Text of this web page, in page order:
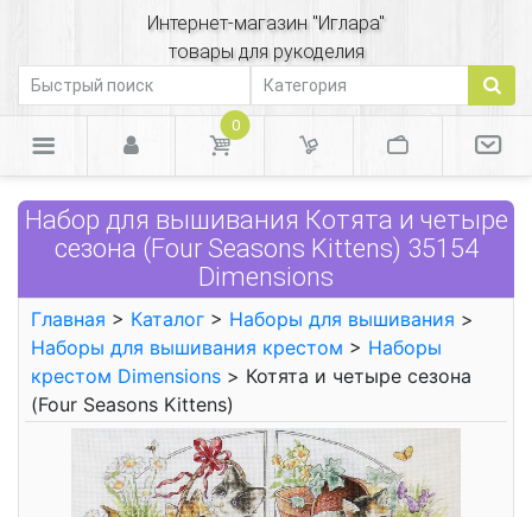
Интернет-магазин "Иглара"
товары для рукоделия
0
Набор для вышивания Котята и четыре
сезона (Four Seasons Kittens) 35154
Dimensions
Главная > Каталог > Наборы для вышивания >
Наборы для вышивания крестом > Наборы
крестом Dimensions > Котята и четыре сезона
(Four Seasons Kittens)